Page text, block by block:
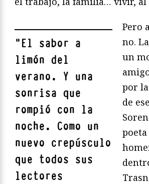
"El sabor a
limón del
verano. Y una
sonrisa que
rompió con la
noche. Como un
nuevo crepúsculo
que todos sus
lectores
Pero
no.
un
por
de